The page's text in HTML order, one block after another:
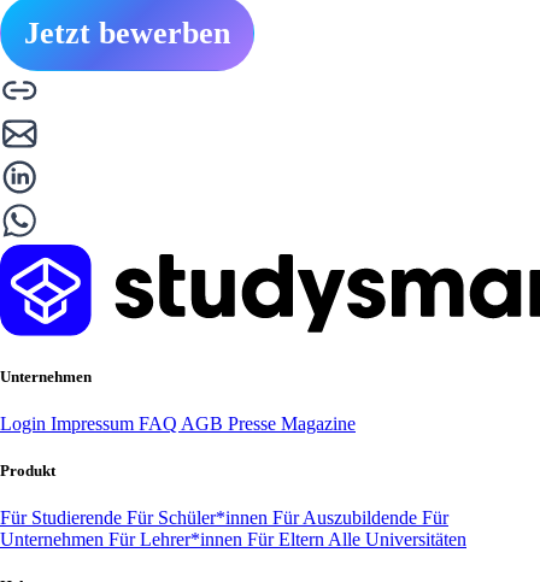
Jetzt bewerben
Unternehmen
Login Impressum FAQ AGB Presse Magazine
Produkt
Für Studierende Für Schüler*innen Für Auszubildende Für
Unternehmen Für Lehrer*innen Für Eltern Alle Universitäten